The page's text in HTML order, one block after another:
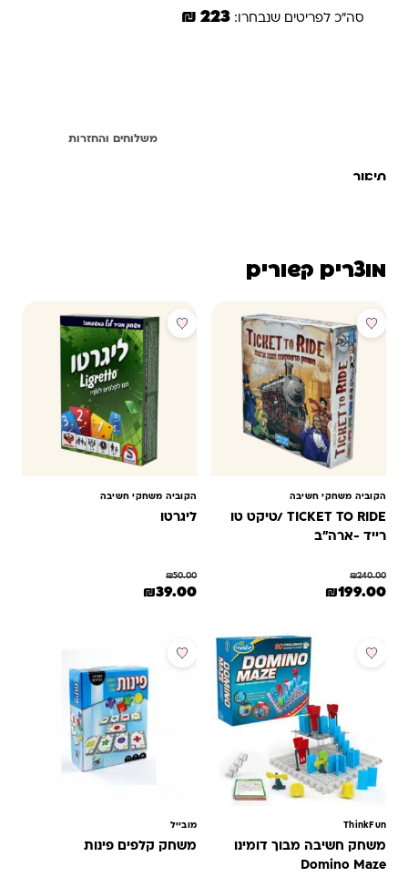
סה"כ לפריטים שנבחרו:223 ₪
משלוחים והחזרות
תיאור
מוצרים קשורים
מבצע
הקוביה משחקי חשיבה
TICKET TO RIDE /טיקט טו
רייד -ארה"ב
₪240.00
המחיר המקורי היה: ₪240.00.
₪199.00 המחיר הנוכחי הוא: ₪199.00.
מבצע
הקוביה משחקי חשיבה
ליגרטו
₪50.00
המחיר המקורי היה: ₪50.00.
₪39.00 המחיר הנוכחי הוא: ₪39.00.
מבצע
ThinkFun
משחק חשיבה מבוך דומינו
Domino Maze
מובייל
משחק קלפים פינות